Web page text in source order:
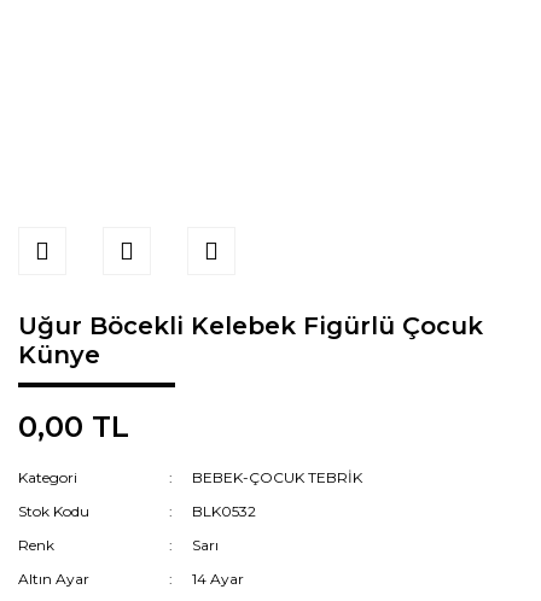
Uğur Böcekli Kelebek Figürlü Çocuk
Künye
0,00 TL
Kategori
BEBEK-ÇOCUK TEBRİK
Stok Kodu
BLK0532
Renk
Sarı
Altın Ayar
14 Ayar